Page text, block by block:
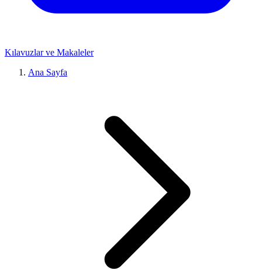
Kılavuzlar ve Makaleler
Ana Sayfa